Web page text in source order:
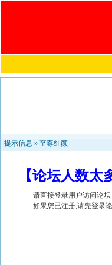
提示信息 » 至尊红颜
【论坛人数
请直接登录用户访问论
如果您已注册,请先登录